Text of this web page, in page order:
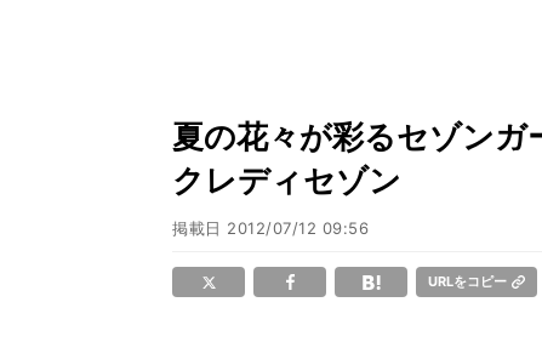
夏の花々が彩るセゾン
クレディセゾン
掲載日 2012/07/12 09:56
URLをコピー